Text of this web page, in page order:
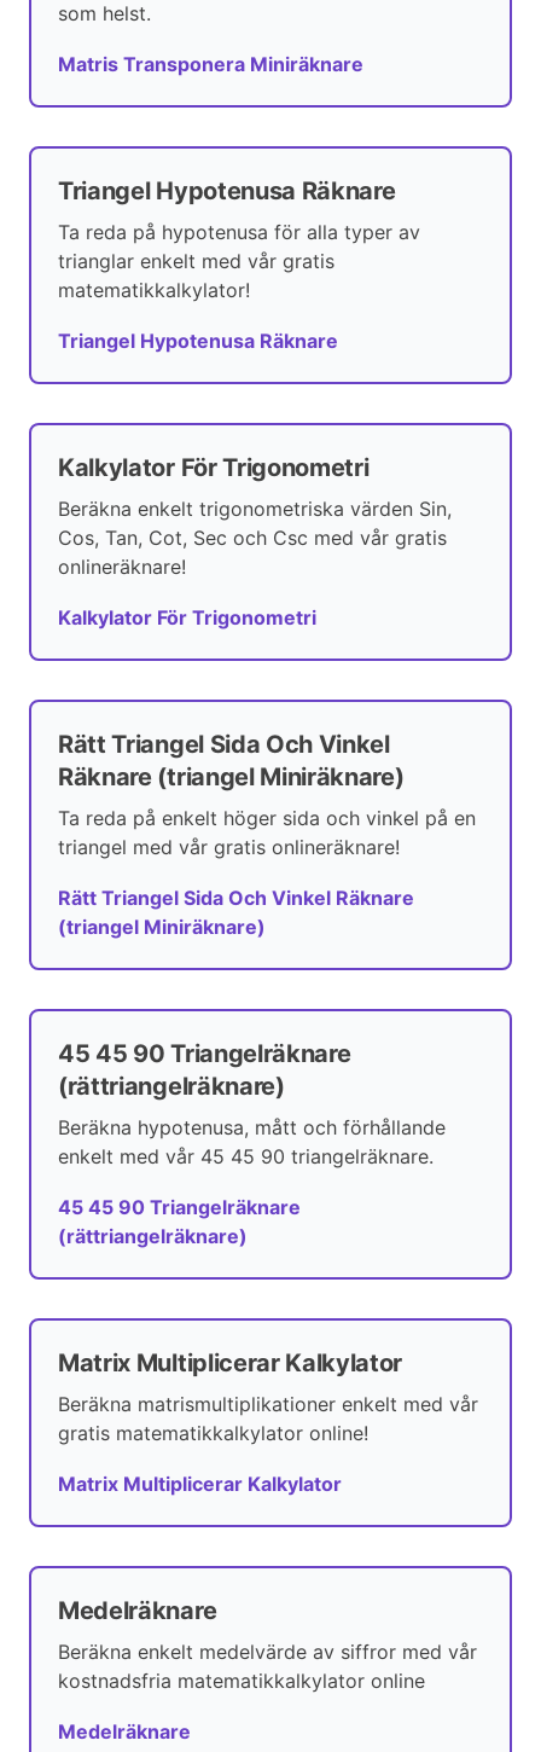
som helst.
Matris Transponera Miniräknare
Triangel Hypotenusa Räknare
Ta reda på hypotenusa för alla typer av
trianglar enkelt med vår gratis
matematikkalkylator!
Triangel Hypotenusa Räknare
Kalkylator För Trigonometri
Beräkna enkelt trigonometriska värden Sin,
Cos, Tan, Cot, Sec och Csc med vår gratis
onlineräknare!
Kalkylator För Trigonometri
Rätt Triangel Sida Och Vinkel
Räknare (triangel Miniräknare)
Ta reda på enkelt höger sida och vinkel på en
triangel med vår gratis onlineräknare!
Rätt Triangel Sida Och Vinkel Räknare
(triangel Miniräknare)
45 45 90 Triangelräknare
(rättriangelräknare)
Beräkna hypotenusa, mått och förhållande
enkelt med vår 45 45 90 triangelräknare.
45 45 90 Triangelräknare
(rättriangelräknare)
Matrix Multiplicerar Kalkylator
Beräkna matrismultiplikationer enkelt med vår
gratis matematikkalkylator online!
Matrix Multiplicerar Kalkylator
Medelräknare
Beräkna enkelt medelvärde av siffror med vår
kostnadsfria matematikkalkylator online
Medelräknare